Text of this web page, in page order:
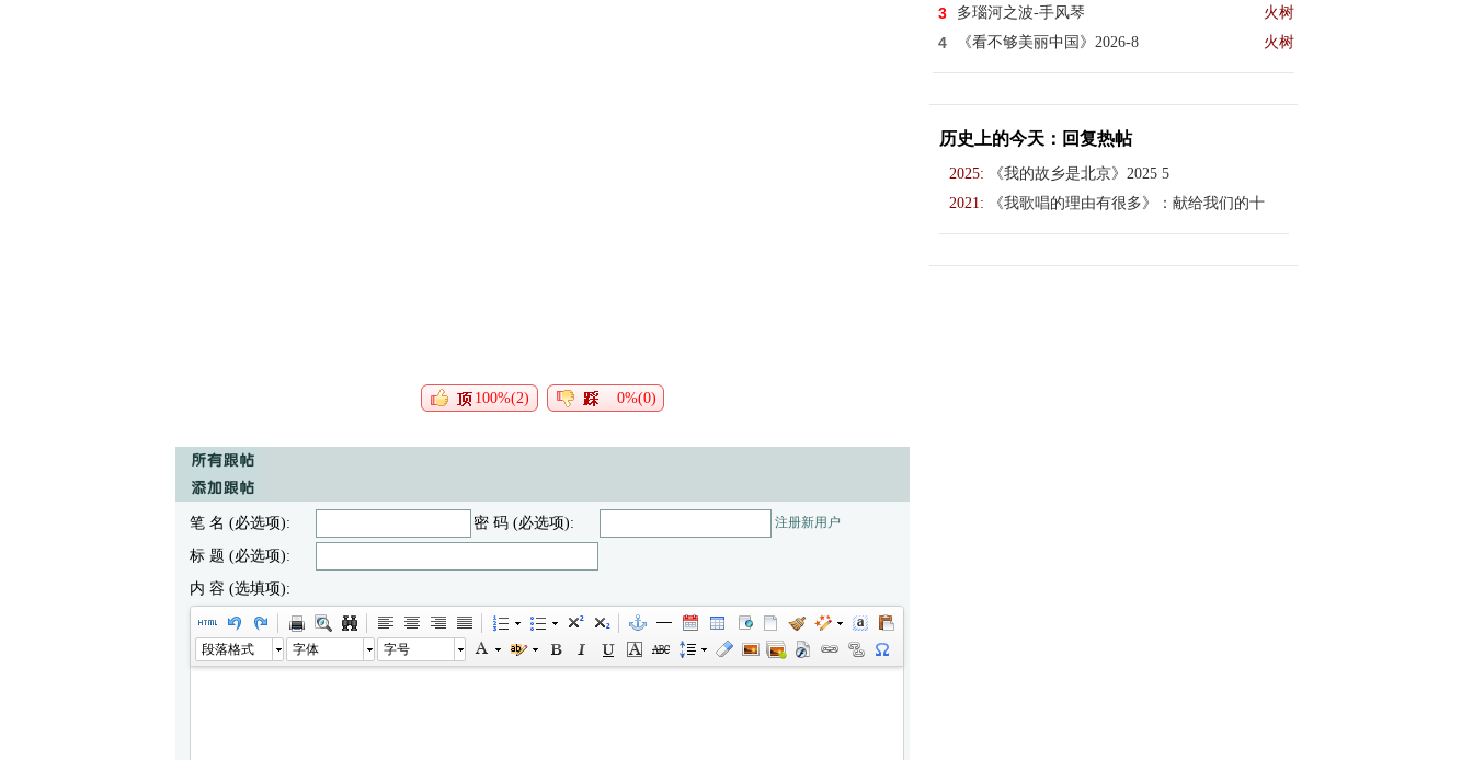
100%(2) 0%(0)
笔 名 (必选项): 密 码 (必选项): 注册新用户
标 题 (必选项):
内 容 (选填项):
段落格式 字体 字号
3 多瑙河之波-手风琴 火树
4 《看不够美丽中国》2026-8 火树
历史上的今天：回复热帖
2025:
《我的故乡是北京》2025 5
2021:
《我歌唱的理由有很多》：献给我们的十